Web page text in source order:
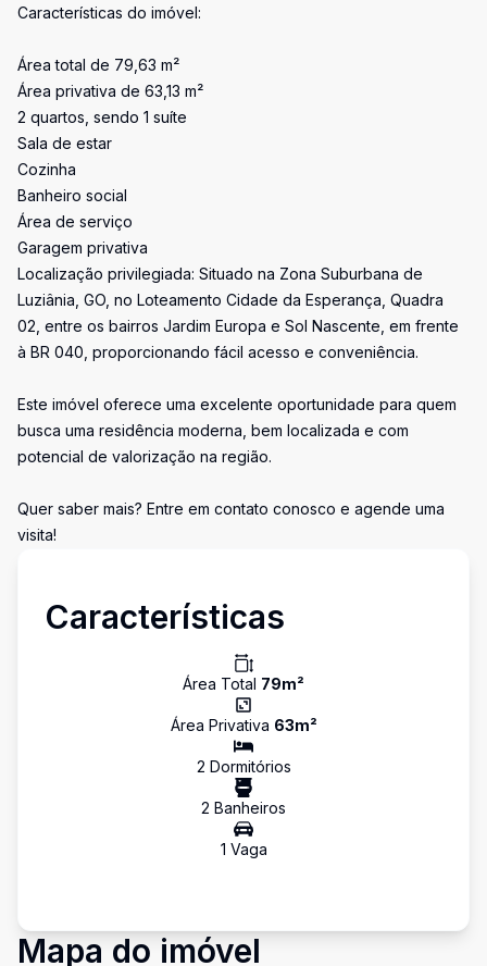
Características do imóvel:
Área total de 79,63 m²
Área privativa de 63,13 m²
2 quartos, sendo 1 suíte
Sala de estar
Cozinha
Banheiro social
Área de serviço
Garagem privativa
Localização privilegiada: Situado na Zona Suburbana de
Luziânia, GO, no Loteamento Cidade da Esperança, Quadra
02, entre os bairros Jardim Europa e Sol Nascente, em frente
à BR 040, proporcionando fácil acesso e conveniência.
Este imóvel oferece uma excelente oportunidade para quem
busca uma residência moderna, bem localizada e com
potencial de valorização na região.
Quer saber mais? Entre em contato conosco e agende uma
visita!
Características
Área Total 79m²
Área Privativa 63m²
2 Dormitórios
2 Banheiros
1 Vaga
Mapa do imóvel